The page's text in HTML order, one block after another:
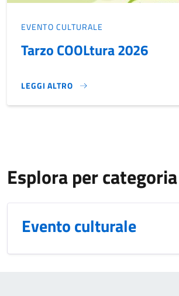
EVENTO CULTURALE
Tarzo COOLtura 2026
LEGGI ALTRO
TARZO COOLTURA 2026}
Esplora per categoria
Evento culturale